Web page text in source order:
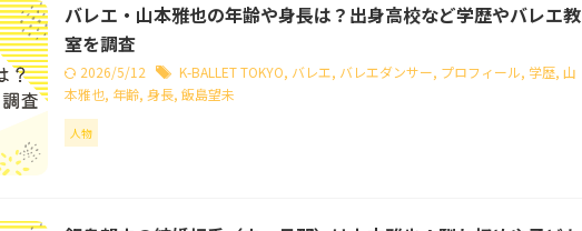
バレエ・山本雅也の年齢や身長は？出身高校など学歴やバレエ教
室を調査
2026/5/12 K-BALLET TOKYO, バレエ, バレエダンサー, プロフィール, 学歴, 山
本雅也, 年齢, 身長, 飯島望未
人物